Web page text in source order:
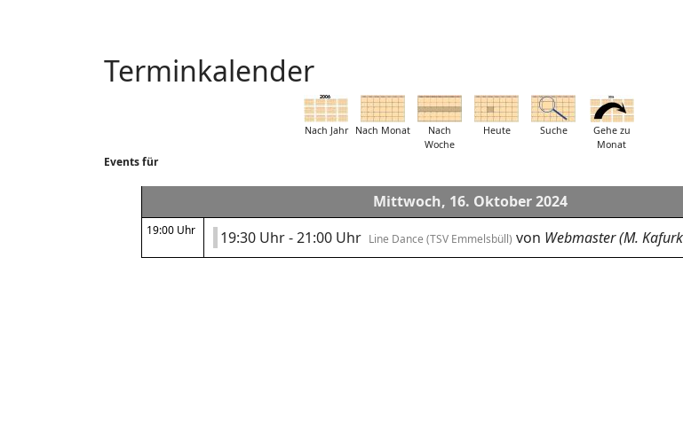
Terminkalender
Nach Jahr Nach Monat
Nach
Woche
Heute Suche
Gehe zu
Monat
Events für
Mittwoch, 16. Oktober 2024
19:00 Uhr 19:30 Uhr - 21:00 Uhr Line Dance (TSV Emmelsbüll) von Webmaster (M.